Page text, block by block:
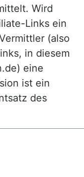
Wird
Links ein
(also
in diesem
eine
ist ein
des